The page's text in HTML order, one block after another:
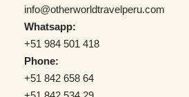
info@otherworldtravelperu.com
Whatsapp:
+51 984 501 418
Phone:
+51 842 658 64